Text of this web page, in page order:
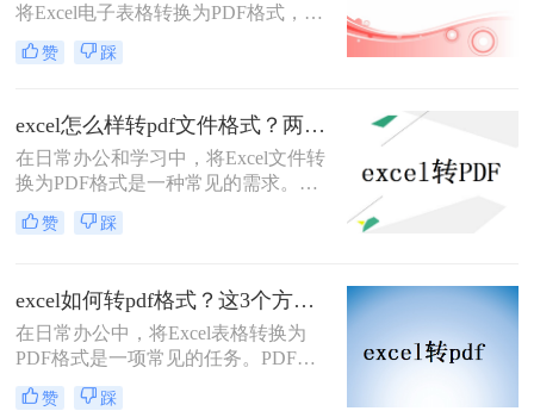
将Excel电子表格转换为PDF格式，以
便于在不改变格式的前提下进行分
享、打印或存档。那么Excel电子表格
种将Excel电子表格转换为PDF的方
法，并给出具体的操作步骤和注意事
项。
赞 踩
excel怎么样转pdf文件格式？两分钟教会你三种方法
在日常办公和学习中，将Excel文件转
换为PDF格式是一种常见的需求。
PDF格式不仅易于分享和打印，还能
保持文件的完整性和格式一致性。那
法。
赞 踩
excel如何转pdf格式？这3个方法让你轻松转换！
在日常办公中，将Excel表格转换为
PDF格式是一项常见的任务。PDF格
式具有跨平台兼容性和不可编辑性，
赞 踩